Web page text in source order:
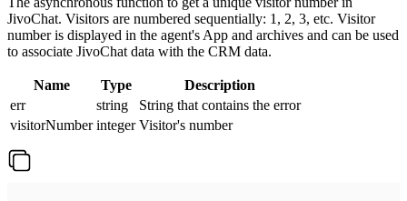
JivoChat. Visitors are numbered sequentially: 1, 2, 3, etc. Visitor
number is displayed in the agent's App and archives and can be used
to associate JivoChat data with the CRM data.
Name Type
Description
err
string
String that contains the error
visitorNumber integer Visitor's number